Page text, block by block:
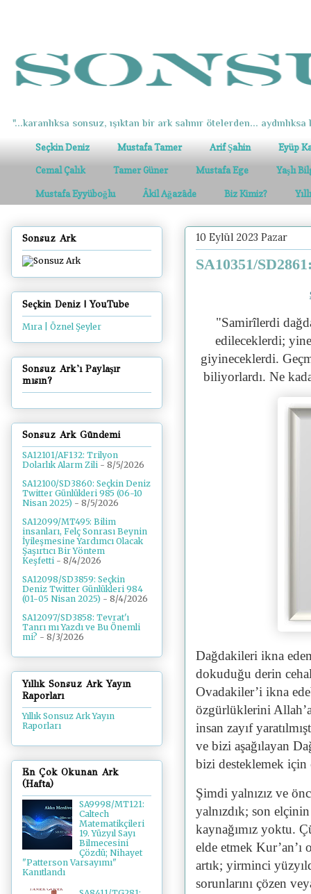
"...karanlıksa sonsuz, ışıktan bir ark salınır ötelerden... aydınlıksa
Seçkin Deniz Mustafa Tamer Arif Şahin Eyüp
Cemal Çalık Tamer Güner Mustafa Ege Yaşlı
Mustafa Eyyüboğlu Âkil Ağazâde Biz Kimiz?
10 Eylül 2023 Pazar
SA10351/
"Samirîlerdi
edileceklerdi;
giyineceklerdi.
biliyorlardı. Ne
Dağdakileri ikna
dokuduğu derin
Ovadakiler’i ikna
özgürlüklerini
insan zayıf
ve bizi aşağılayan
bizi desteklemek
Şimdi yalnızız ve
yalnızdık; son
kaynağımız yoktu.
elde etmek
artık; yirminci
sorunlarını çözen
Sonsuz Ark
Seçkin Deniz | YouTube
Mıra | Öznel Şeyler
Sonsuz Ark'ı Paylaşır
mısın?
Sonsuz Ark Gündemi
SA12101/AF132: Trilyon
Dolarlık Alarm Zili - 8/5/2026
SA12100/SD3860: Seçkin Deniz
Twitter Günlükleri 985 (06-10
Nisan 2025) - 8/5/2026
SA12099/MT495: Bilim
insanları, Felç Sonrası Beynin
İyileşmesine Yardımcı Olacak
Şaşırtıcı Bir Yöntem
Keşfetti - 8/4/2026
SA12098/SD3859: Seçkin
Deniz Twitter Günlükleri 984
(01-05 Nisan 2025) - 8/4/2026
SA12097/SD3858: Tevrat'ı
Tanrı mı Yazdı ve Bu Önemli
mi? - 8/3/2026
Yıllık Sonsuz Ark Yayın
Raporları
Yıllık Sonsuz Ark Yayın
Raporları
En Çok Okunan Ark
(Hafta)
SA9998/MT121:
Caltech
Matematikçileri
19. Yüzyıl Sayı
Bilmecesini
Çözdü; Nihayet
"Patterson Varsayımı"
Kanıtlandı